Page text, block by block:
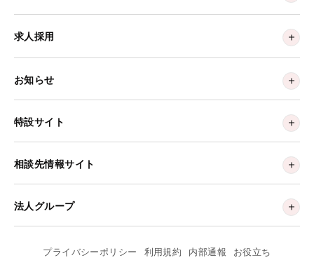
求人採用
お知らせ
特設サイト
相談先情報サイト
法人グループ
プライバシーポリシー 利用規約 内部通報 お役立ち